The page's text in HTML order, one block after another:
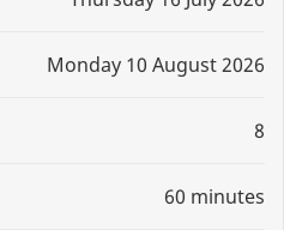
Monday 10 August 2026
8
60 minutes